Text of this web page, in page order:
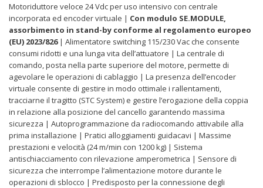
Motoriduttore veloce 24 Vdc per uso intensivo con centrale
incorporata ed encoder virtuale | Con modulo SE.MODULE,
assorbimento in stand-by conforme al regolamento europeo
(EU) 2023/826| Alimentatore switching 115/230 Vac che consente
consumi ridotti e una lunga vita dell’attuatore | La centrale di
comando, posta nella parte superiore del motore, permette di
agevolare le operazioni di cablaggio | La presenza dell’encoder
virtuale consente di gestire in modo ottimale i rallentamenti,
tracciarne il tragitto (STC System) e gestire l’erogazione della coppia
in relazione alla posizione del cancello garantendo massima
sicurezza | Autoprogrammazione da radiocomando attivabile alla
prima installazione | Pratici alloggiamenti guidacavi | Massime
prestazioni e velocità (24 m/min con 1200 kg) | Sistema
antischiacciamento con rilevazione amperometrica | Sensore di
sicurezza che interrompe l’alimentazione motore durante le
operazioni di sblocco | Predisposto per la connessione degli